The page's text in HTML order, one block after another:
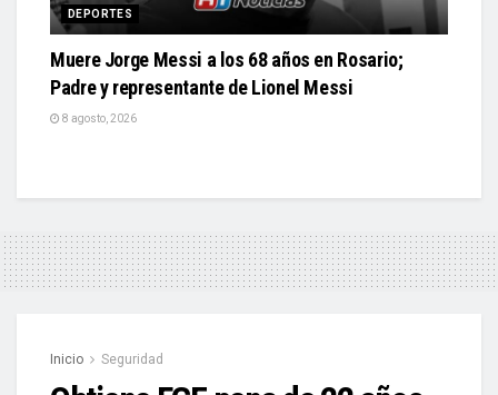
DEPORTES
Muere Jorge Messi a los 68 años en Rosario;
Padre y representante de Lionel Messi
8 agosto, 2026
Inicio Seguridad